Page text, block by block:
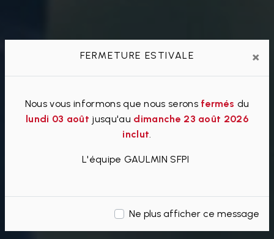
FERMETURE ESTIVALE ×
Nous vous informons que nous serons fermés du
lundi 03 août jusqu'au dimanche 23 août 2026
inclut
L'équipe GAULMIN SFPI
Ne plus afficher ce message